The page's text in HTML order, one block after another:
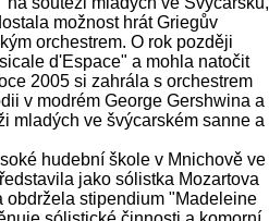
možnost hrát Griegův
orchestrem. O rok později
d'Espace" a mohla natočit
2005 si zahrála s orchestrem
v modrém George Gershwina a
mladých ve švýcarském sanne a
hudební škole v Mnichově ve
jako sólistka Mozartova
obdržela stipendium "Madeleine